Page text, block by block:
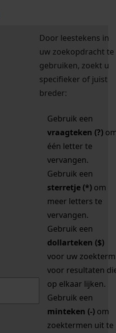
Door leestekens in
uw zoekopdracht te
gebruiken, zoekt u
specifieker of juist
breder:
Gebruik een
vraagteken (?)
één letter te
vervangen.
Gebruik een
sterretje (*) om
meer letters te
vervangen.
Gebruik een
dollarteken ($)
voor uw zoekterm
voor resultaten
op elkaar lijken.
Gebruik een
minteken (-) om
zoektermen uit te